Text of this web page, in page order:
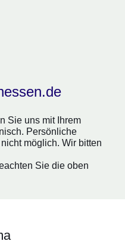
Sie uns mit Ihrem
Persönliche
möglich. Wir bitten
Sie die oben